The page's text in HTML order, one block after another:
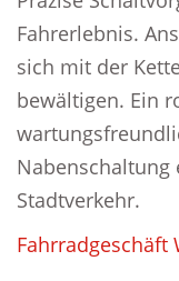
Fahrerlebnis.
sich mit der
bewältigen. Ein
Nabenschaltung
Stadtverkehr.
Fahrradgeschäft